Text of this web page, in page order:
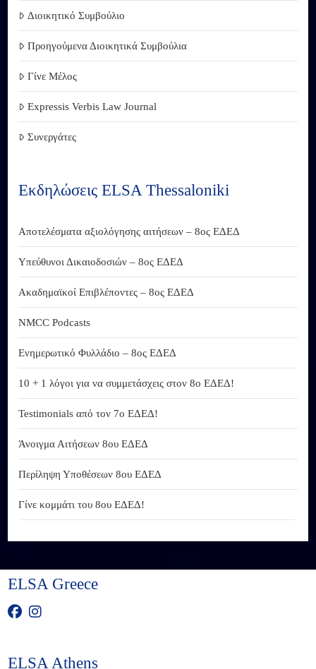
Διοικητικό Συμβούλιο
Προηγούμενα Διοικητικά Συμβούλια
Γίνε Μέλος
Expressis Verbis Law Journal
Συνεργάτες
Εκδηλώσεις ELSA Thessaloniki
Αποτελέσματα αξιολόγησης αιτήσεων – 8ος ΕΔΕΔ
Υπεύθυνοι Δικαιοδοσιών – 8ος ΕΔΕΔ
Ακαδημαϊκοί Επιβλέποντες – 8ος ΕΔΕΔ
NMCC Podcasts
Ενημερωτικό Φυλλάδιο – 8ος ΕΔΕΔ
10 + 1 λόγοι για να συμμετάσχεις στον 8ο ΕΔΕΔ!
Testimonials από τον 7ο ΕΔΕΔ!
Άνοιγμα Αιτήσεων 8ου ΕΔΕΔ
Περίληψη Υποθέσεων 8ου ΕΔΕΔ
Γίνε κομμάτι του 8ου ΕΔΕΔ!
ELSA Greece
ELSA Athens